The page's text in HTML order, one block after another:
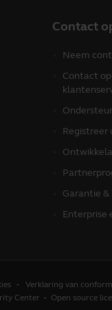
Contact
Neem
Contact
Registreer
Garantie &
Enterprise
Verklaring van
Center
Open source